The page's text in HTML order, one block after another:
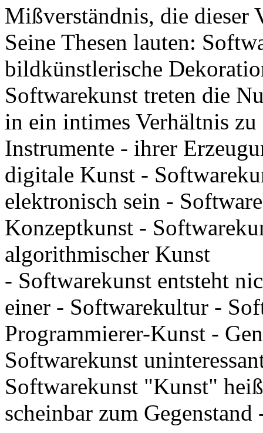
Mißverständnis, die dieser
Seine Thesen lauten:
bildkünstlerische
Softwarekunst treten die
in ein intimes Verhältnis
Instrumente - ihrer
digitale Kunst -
elektronisch sein -
Konzeptkunst -
algorithmischer Kunst
- Softwarekunst entsteht
einer - Softwarekultur -
Programmierer-Kunst -
Softwarekunst
Softwarekunst "Kunst"
scheinbar zum Gegenstand